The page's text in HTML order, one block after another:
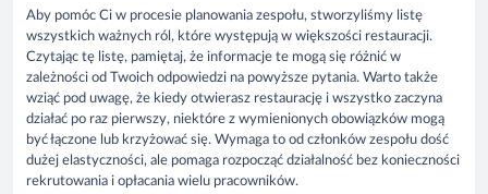
Aby pomóc Ci w procesie planowania zespołu, stworzyliśmy listę
wszystkich ważnych ról, które występują w większości restauracji.
Czytając tę listę, pamiętaj, że informacje te mogą się różnić w
zależności od Twoich odpowiedzi na powyższe pytania. Warto także
wziąć pod uwagę, że kiedy otwierasz restaurację i wszystko zaczyna
działać po raz pierwszy, niektóre z wymienionych obowiązków mogą
być łączone lub krzyżować się. Wymaga to od członków zespołu dość
dużej elastyczności, ale pomaga rozpocząć działalność bez konieczności
rekrutowania i opłacania wielu pracowników.